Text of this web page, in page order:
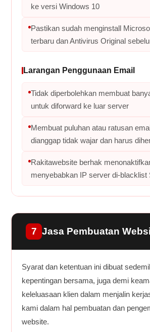
ke versi Windows 10
Pastikan sudah menginstall
terbaru dan Antivirus Original
Larangan Penggunaan Email
Tidak diperbolehkan membuat
untuk diforward ke luar server
Membuat puluhan atau ratusan
dianggap tidak wajar dan harus
Rakitawebsite berhak
menyebabkan IP server di-blacklist
7 Jasa Pembuatan
Syarat dan ketentuan ini dibuat
kepentingan bersama, juga demi
keleluasaan klien dalam menjalin
kami dalam hal pembuatan dan
website.